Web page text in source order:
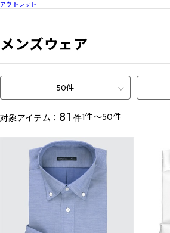
アウトレット
メンズウェア
50件
対象アイテム： 81 件1件～50件